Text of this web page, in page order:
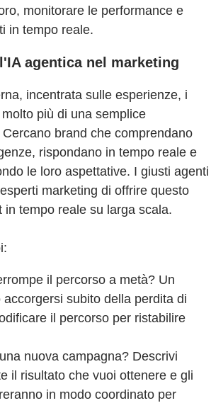
monitorare le performance e
in tempo reale.
agentica nel marketing
incentrata sulle esperienze, i
più di una semplice
brand che comprendano
rispondano in tempo reale e
le loro aspettative. I giusti agenti
marketing di offrire questo
in tempo reale su larga scala.
il percorso a metà? Un
accorgersi subito della perdita di
il percorso per ristabilire
nuova campagna? Descrivi
il risultato che vuoi ottenere e gli
in modo coordinato per